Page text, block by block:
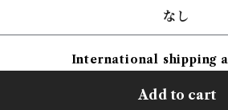
なし
International shipping
Add to cart